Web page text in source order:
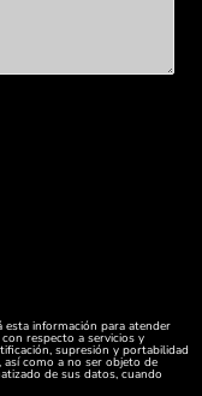
esta información para atender
respecto a servicios y
supresión y portabilidad
como a no ser objeto de
de sus datos, cuando